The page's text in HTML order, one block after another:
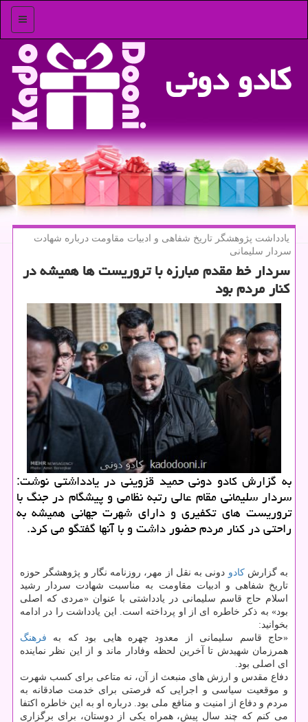
منو
كادو دونی
یادداشت پژوهشگر تاریخ شفاهی و ادبیات مقاومت درباره شهادت
سردار سلیمانی
سردار خط مقدم مبارزه با تروریست ها همیشه در
كنار مردم بود
به گزارش كادو دونی حمید قزوینی در یادداشتی نوشت:
سردار سلیمانی مقام عالی رتبه نظامی و پیشگام در جنگ با
تروریست های تكفیری و دارای شهرت جهانی همیشه به
راحتی در كنار مردم حضور داشت و با آنها گفتگو می كرد.
به گزارشكادو دونی به نقل از مهر، روزنامه نگار و پژوهشگر حوزه
تاریخ شفاهی و ادبیات مقاومت به مناسبت شهادت سردار رشید
اسلام حاج قاسم سلیمانی در یادداشتی با عنوان «مردی كه اصلی
بود» به ذكر خاطره ای از او پرداخته است. این یادداشت را در ادامه
بخوانید:
«حاج قاسم سلیمانی از معدود چهره هایی بود كه به فرهنگ
همرزمان شهیدش تا آخرین لحظه وفادار ماند و از این نظر نماینده
ای اصلی بود.
دفاع مقدس و ارزش های منبعث از آن، نه متاعی برای كسب شهرت
و موقعیت سیاسی و اجرایی كه فرصتی برای خدمت صادقانه به
مردم و دفاع از امنیت و منافع ملی بود. درباره او به این خاطره اكتفا
می كنم كه چند سال پیش، همراه یكی از دوستان، برای برگزاری